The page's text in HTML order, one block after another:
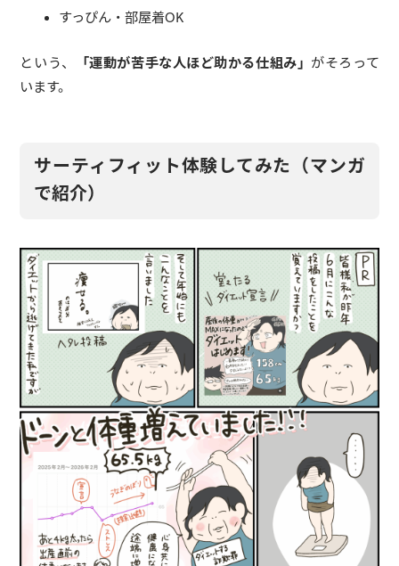
すっぴん・部屋着OK
という、 「運動が苦手な人ほど助かる仕組み」 がそろって
います。
サーティフィット体験してみた（マンガ
で紹介）